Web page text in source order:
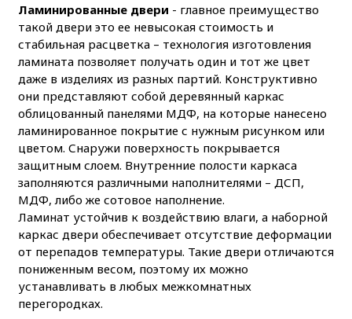
Ламинированные двери - главное преимущество
такой двери это ее невысокая стоимость и
стабильная расцветка – технология изготовления
ламината позволяет получать один и тот же цвет
даже в изделиях из разных партий. Конструктивно
они представляют собой деревянный каркас
облицованный панелями МДФ, на которые нанесено
ламинированное покрытие с нужным рисунком или
цветом. Снаружи поверхность покрывается
защитным слоем. Внутренние полости каркаса
заполняются различными наполнителями – ДСП,
МДФ, либо же сотовое наполнение.
Ламинат устойчив к воздействию влаги, а наборной
каркас двери обеспечивает отсутствие деформации
от перепадов температуры. Такие двери отличаются
пониженным весом, поэтому их можно
устанавливать в любых межкомнатных
перегородках.